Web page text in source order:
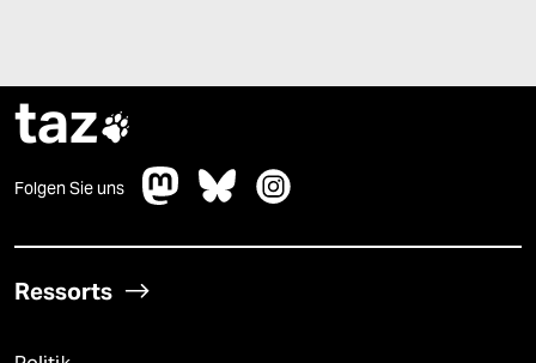
taz
Folgen Sie uns
Ressorts